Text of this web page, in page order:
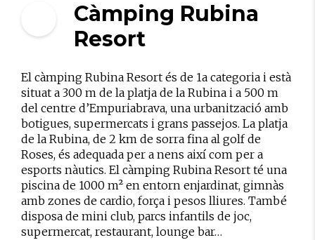
Càmping Rubina
Resort
El càmping Rubina Resort és de 1a categoria i està
situat a 300 m de la platja de la Rubina i a 500 m
del centre d’Empuriabrava, una urbanització amb
botigues, supermercats i grans passejos. La platja
de la Rubina, de 2 km de sorra fina al golf de
Roses, és adequada per a nens així com per a
esports nàutics. El càmping Rubina Resort té una
piscina de 1000 m² en entorn enjardinat, gimnàs
amb zones de cardio, força i pesos lliures. També
disposa de mini club, parcs infantils de joc,
supermercat, restaurant, lounge bar…